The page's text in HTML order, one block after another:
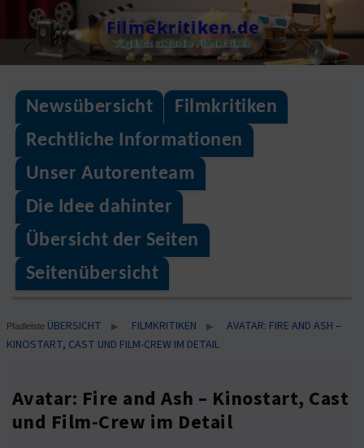
to
content
Filmekritiken.de
Täglisch aktuelle Filmkritiken
Newsübersicht
Filmkritiken
Rechtliche Informationen
Unser Autorenteam
Die Idee dahinter
Übersicht der Seiten
Seitenübersicht
Pfadleiste ÜBERSICHT ▶ FILMKRITIKEN ▶
AVATAR: FIRE AND ASH –
KINOSTART, CAST UND FILM-CREW IM DETAIL
Avatar: Fire and Ash – Kinostart, Cast
und Film-Crew im Detail